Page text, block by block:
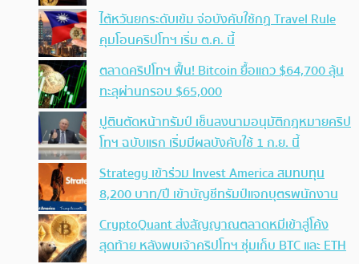
ไต้หวันยกระดับเข้ม จ่อบังคับใช้กฏ Travel Rule
คุมโอนคริปโทฯ เริ่ม ต.ค. นี้
ตลาดคริปโทฯ ฟื้น! Bitcoin ยื้อแถว $64,700 ลุ้น
ทะลุผ่านกรอบ $65,000
ปูตินตัดหน้าทรัมป์ เซ็นลงนามอนุมัติกฎหมายคริป
โทฯ ฉบับแรก เริ่มมีผลบังคับใช้ 1 ก.ย. นี้
Strategy เข้าร่วม Invest America สมทบทุน
8,200 บาท/ปี เข้าบัญชีทรัมป์แจกบุตรพนักงาน
CryptoQuant ส่งสัญญาณตลาดหมีเข้าสู่โค้ง
สุดท้าย หลังพบเจ้าคริปโทฯ ซุ่มเก็บ BTC และ ETH